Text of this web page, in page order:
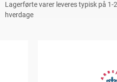
Lagerførte varer leveres typisk på 1-2
hverdage